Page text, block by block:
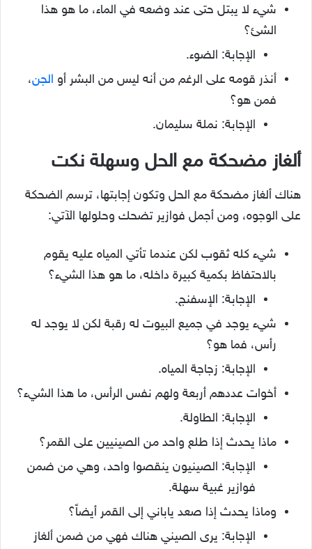
شيء لا يبتل حتى عند وضعه في الماء، ما هو هذا
الشئ؟
الإجابة: الضوء.
أنذر قومه على الرغم من أنه ليس من البشر أو الجن،
فمن هو؟
الإجابة: نملة سليمان.
ألغاز مضحكة مع الحل وسهلة نكت
هناك ألغاز مضحكة مع الحل وتكون إجابتها، ترسم الضحكة
على الوجوه، ومن أجمل فوازير تضحك وحلولها الآتي:
شيء كله ثقوب لكن عندما تأتي المياه عليه يقوم
بالاحتفاظ بكمية كبيرة داخله، ما هو هذا الشيء؟
الإجابة: الإسفنج.
شيء يوجد في جميع البيوت له رقبة لكن لا يوجد له
رأس، فما هو؟
الإجابة: زجاجة المياه.
أخوات عددهم أربعة ولهم نفس الرأس، ما هذا الشيء؟
الإجابة: الطاولة.
ماذا يحدث إذا طلع واحد من الصينيين على القمر؟
الإجابة: الصينيون ينقصوا واحد، وهي من ضمن
فوازير غبية سهلة.
وماذا يحدث إذا صعد ياباني إلى القمر أيضاً؟
الإجابة: يرى الصيني هناك فهي من ضمن ألغاز